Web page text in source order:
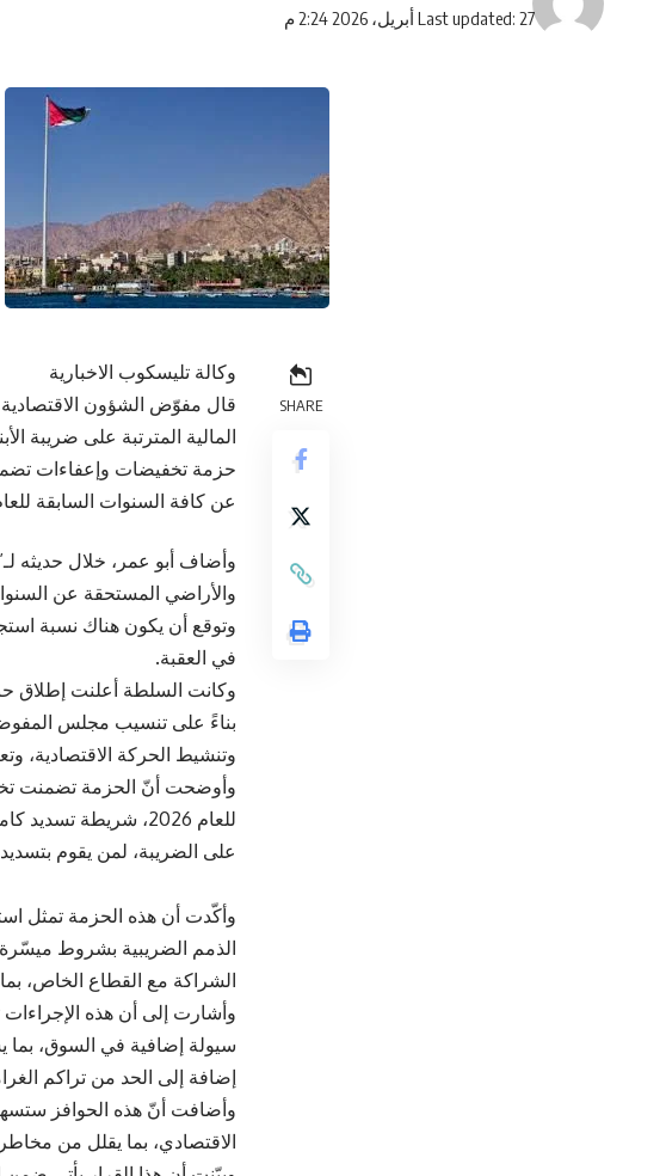
Last updated: 27 أبريل، 2026 2:24 م
SHARE
وكالة تليسكوب الاخبارية
قال مفوّض الشؤون الاقتصادية
عن كافة السنوات السابقة للعام 2026، شريطة تسديد أصل الضريبة المستحقة قبل نهاية العام
وأضاف أبو عمر، خلال حديثه
والأراضي المستحقة عن السنوات السابقة للعام
وتوقع أن يكون هناك نسبة
في العقبة.
وكانت السلطة أعلنت إطلاق
بناءً على تنسيب مجلس
وتنشيط الحركة الاقتصادية،
على الضريبة، لمن يقوم بتسديد
وأكّدت أن هذه الحزمة تمثل
الذمم الضريبية بشروط
الشراكة مع القطاع الخاص،
وأشارت إلى أن هذه
سيولة إضافية في السوق، بما
إضافة إلى الحد من تراكم
وأضافت أنّ هذه الحوافز
الاقتصادي، بما يقلل من